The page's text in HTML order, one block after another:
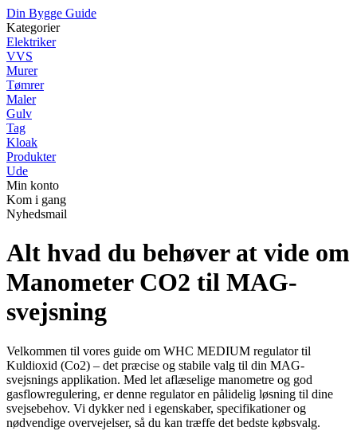
Din Bygge Guide
Kategorier
Elektriker
VVS
Murer
Tømrer
Maler
Gulv
Tag
Kloak
Produkter
Ude
Min konto
Kom i gang
Nyhedsmail
Alt hvad du behøver at vide om
Manometer CO2 til MAG-
svejsning
Velkommen til vores guide om WHC MEDIUM regulator til
Kuldioxid (Co2) – det præcise og stabile valg til din MAG-
svejsnings applikation. Med let aflæselige manometre og god
gasflowregulering, er denne regulator en pålidelig løsning til dine
svejsebehov. Vi dykker ned i egenskaber, specifikationer og
nødvendige overvejelser, så du kan træffe det bedste købsvalg.